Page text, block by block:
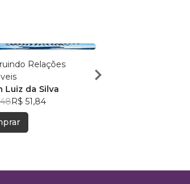
Relações
Luiz da Silva
R$ 51,84
Princípios para o